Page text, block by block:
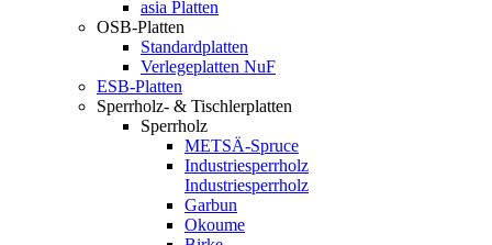
asia Platten
OSB-Platten
Standardplatten
Verlegeplatten NuF
ESB-Platten
Sperrholz- & Tischlerplatten
Sperrholz
METSÄ-Spruce
Industriesperrholz
Industriesperrholz
Garbun
Okoume